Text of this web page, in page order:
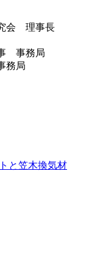
会 理事長
事務局
務局
と笠木換気材